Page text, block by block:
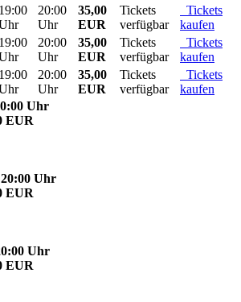
19:00
20:00
Uhr
35,00
EUR
Tickets
verfügbar
Tickets
kaufen
19:00
20:00
Uhr
35,00
EUR
Tickets
verfügbar
Tickets
kaufen
19:00
20:00
Uhr
35,00
EUR
Tickets
verfügbar
Tickets
kaufen
Uhr
EUR
20:00 Uhr
EUR
Uhr
EUR